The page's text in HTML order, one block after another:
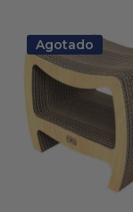
Agotado